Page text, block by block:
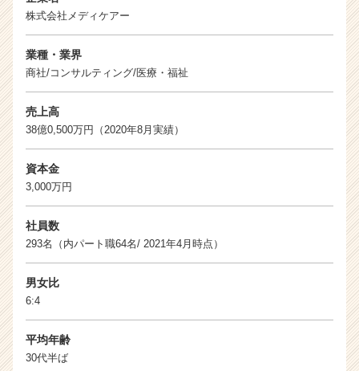
e
r
a
株式会社メディケアー
業種・業界
商社/コンサルティング/医療・福祉
売上高
38億0,500万円（2020年8月実績）
資本金
3,000万円
社員数
293名（内パート職64名/ 2021年4月時点）
男女比
6:4
平均年齢
30代半ば